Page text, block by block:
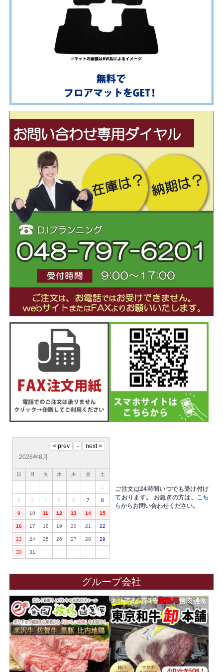
2026年8月
日 月 火 水 木 金 土
1
2 3 4 5 6 7 8
9 10 11 12 13 14 15
16 17 18 19 20 21 22
23 24 25 26 27 28 29
30 31
ご注文は24時間いつでも受け付け
ております。 お急ぎの方は、 こち
らからお問い合わせください。
グループ会社